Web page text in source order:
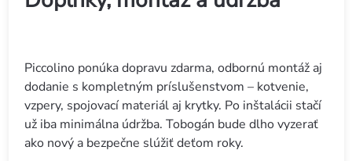
Piccolino ponúka dopravu zdarma, odbornú montáž aj
dodanie s kompletným príslušenstvom – kotvenie,
vzpery, spojovací materiál aj krytky. Po inštalácii stačí
už iba minimálna údržba. Tobogán bude dlho vyzerať
ako nový a bezpečne slúžiť deťom roky.